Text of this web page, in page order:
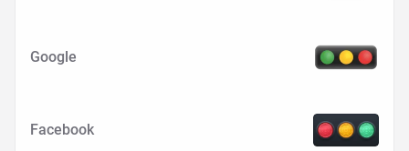
Google
Facebook